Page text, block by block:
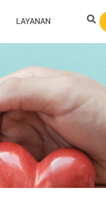
LAYANAN